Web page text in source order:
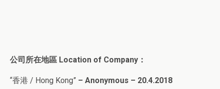
公司所在地區 Location of Company：
“香港 / Hong Kong” – Anonymous – 20.4.2018